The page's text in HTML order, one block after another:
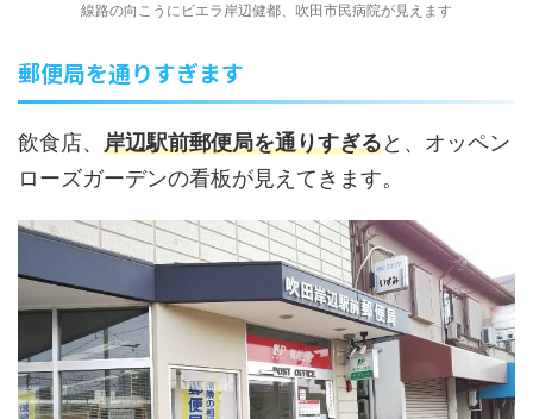
線路の向こうにビエラ岸辺健都、吹田市民病院が見えます
郵便局を通りすぎます
飲食店、 岸辺駅前郵便局を通りすぎると、オッペン
ローズガーデンの看板が見えてきます。